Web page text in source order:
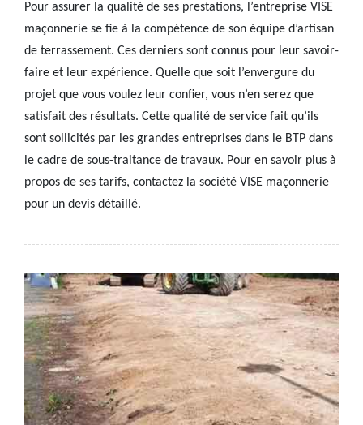
Pour assurer la qualité de ses prestations, l’entreprise VISE
maçonnerie se fie à la compétence de son équipe d’artisan
de terrassement. Ces derniers sont connus pour leur savoir-
faire et leur expérience. Quelle que soit l’envergure du
projet que vous voulez leur confier, vous n’en serez que
satisfait des résultats. Cette qualité de service fait qu’ils
sont sollicités par les grandes entreprises dans le BTP dans
le cadre de sous-traitance de travaux. Pour en savoir plus à
propos de ses tarifs, contactez la société VISE maçonnerie
pour un devis détaillé.